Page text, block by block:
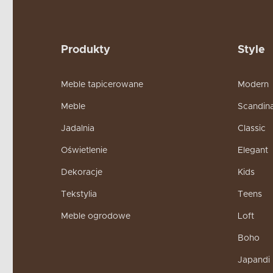
sypialni dziecka
sprzątaniem swojego
dziecięce to idealne
ofercie naszego
Szafki
Produkty
Meble tapicerowane
Meble
Jadalnia
Oświetlenie
Dekoracje
Tekstylia
Meble ogrodowe
Style
Modern
Classic
Elegant
Kids
Teens
Loft
Boho
Japandi